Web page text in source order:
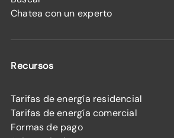
Chatea con un experto
Recursos
Tarifas de energía residencial
Tarifas de energía comercial
Formas de pago